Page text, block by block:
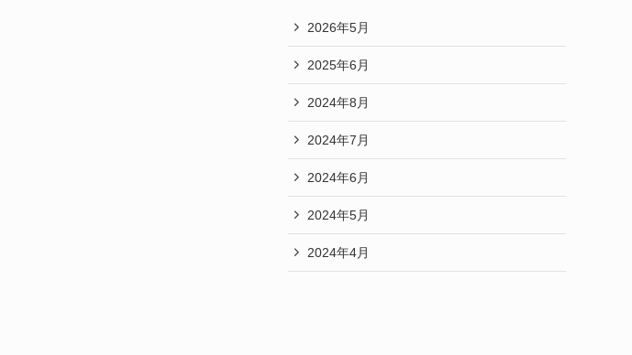
2026年5月
2025年6月
2024年8月
2024年7月
2024年6月
2024年5月
2024年4月